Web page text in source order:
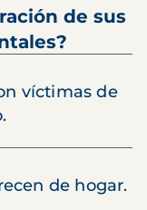
de sus
víctimas de
de hogar.